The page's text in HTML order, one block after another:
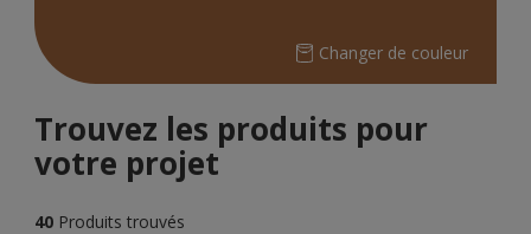
Changer de couleur
Trouvez les produits pour
votre projet
40 Produits trouvés